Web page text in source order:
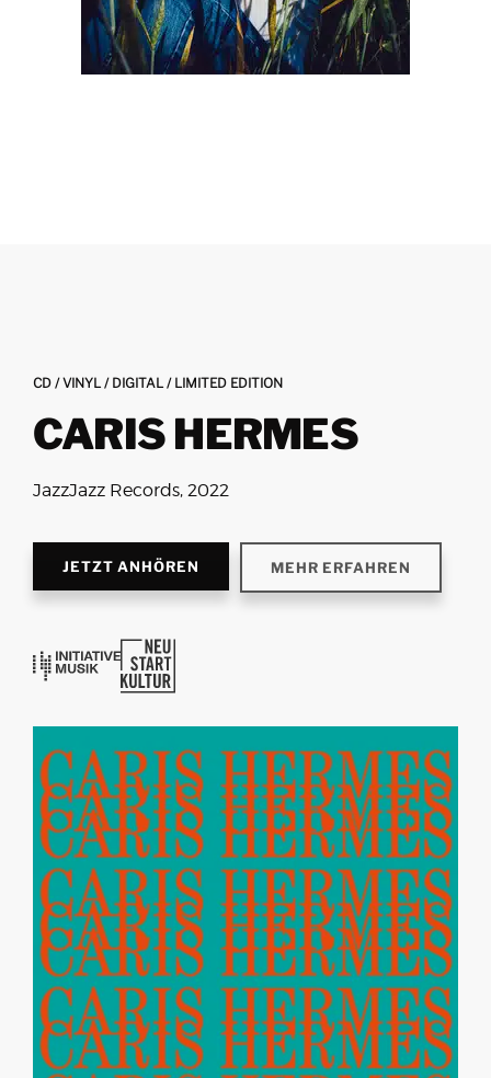
CD / VINYL / DIGITAL / LIMITED EDITION
CARIS HERMES
JazzJazz Records, 2022
JETZT ANHÖREN MEHR ERFAHREN